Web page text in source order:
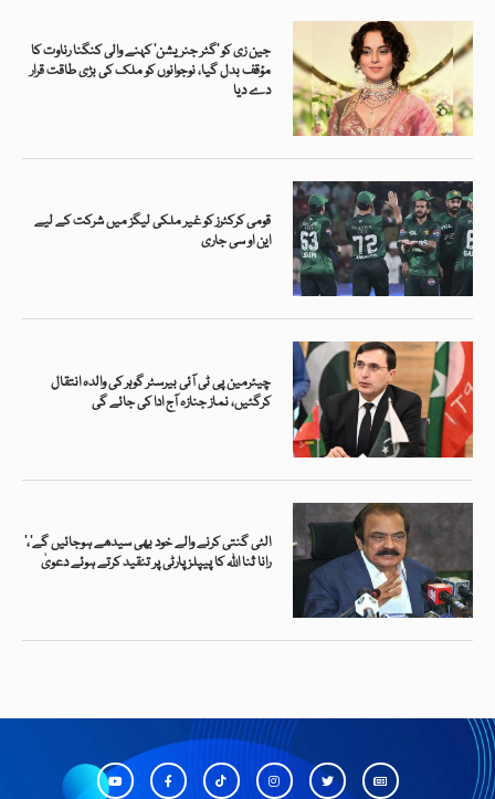
جین زی کو ’گٹر جنریشن‘ کہنے والی کنگنا رناوت کا
مؤقف بدل گیا، نوجوانوں کو ملک کی بڑی طاقت قرار
دے دیا
قومی کرکٹرز کو غیر ملکی لیگز میں شرکت کے لیے
این او سی جاری
چیئرمین پی ٹی آئی بیرسٹر گوہر کی والدہ انتقال
کرگئیں، نماز جنازہ آج ادا کی جائے گی
’الٹی گنتی کرنے والے خود بھی سیدھے ہوجائیں گے‘،
رانا ثنا اللہ کا پیپلز پارٹی پر تنقید کرتے ہوئے دعویٰ